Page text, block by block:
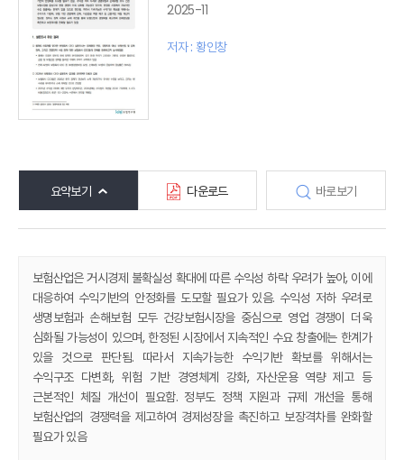
2025-11
저자 : 황인창
요약보기 다운로드 바로보기
보험산업은 거시경제 불확실성 확대에 따른 수익성 하락 우려가 높아, 이에
대응하여 수익기반의 안정화를 도모할 필요가 있음. 수익성 저하 우려로
생명보험과 손해보험 모두 건강보험시장을 중심으로 영업 경쟁이 더욱
심화될 가능성이 있으며, 한정된 시장에서 지속적인 수요 창출에는 한계가
있을 것으로 판단됨. 따라서 지속가능한 수익기반 확보를 위해서는
수익구조 다변화, 위험 기반 경영체계 강화, 자산운용 역량 제고 등
근본적인 체질 개선이 필요함. 정부도 정책 지원과 규제 개선을 통해
보험산업의 경쟁력을 제고하여 경제성장을 촉진하고 보장격차를 완화할
필요가 있음